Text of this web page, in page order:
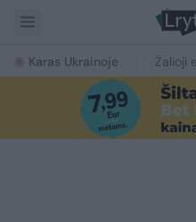
Karas Ukrainoje Žalioji